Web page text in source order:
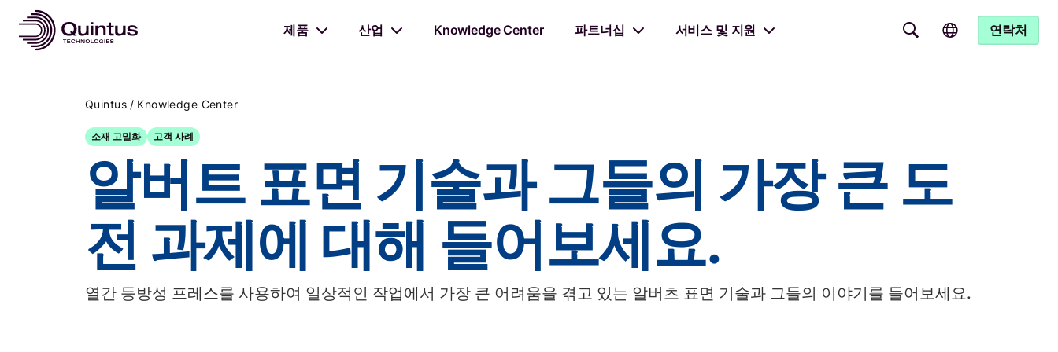
제품 산업 Knowledge Center 파트너십 서비스 및 지원 연락처
Quintus / Knowledge Center
소재 고밀화 고객 사례
알버트 표면 기술과 그들의 가장 큰 도
전 과제에 대해 들어보세요.
열간 등방성 프레스를 사용하여 일상적인 작업에서 가장 큰 어려움을 겪고 있는 알버츠 표면 기술과 그들의 이야기를 들어보세요.